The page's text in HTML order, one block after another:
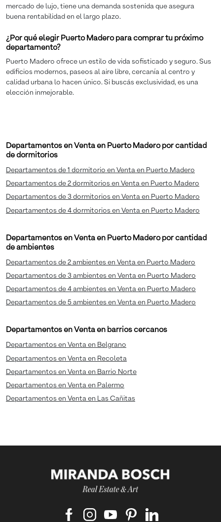
mercado de lujo, tiene una demanda sostenida que asegura
buena rentabilidad en el largo plazo.
¿Por qué elegir Puerto Madero para comprar tu próximo
departamento?
Puerto Madero ofrece un estilo de vida sofisticado y seguro. Sus
edificios modernos, paseos al aire libre, cercanía al centro y
calidad urbana lo hacen único. Si buscás exclusividad, es una
elección inmejorable.
Departamentos en Venta en Puerto Madero por cantidad
de dormitorios
Departamentos de 1 dormitorio en Venta en Puerto Madero
Departamentos de 2 dormitorios en Venta en Puerto Madero
Departamentos de 3 dormitorios en Venta en Puerto Madero
Departamentos de 4 dormitorios en Venta en Puerto Madero
Departamentos en Venta en Puerto Madero por cantidad
de ambientes
Departamentos de 2 ambientes en Venta en Puerto Madero
Departamentos de 3 ambientes en Venta en Puerto Madero
Departamentos de 4 ambientes en Venta en Puerto Madero
Departamentos de 5 ambientes en Venta en Puerto Madero
Departamentos en Venta en barrios cercanos
Departamentos en Venta en Belgrano
Departamentos en Venta en Recoleta
Departamentos en Venta en Barrio Norte
Departamentos en Venta en Palermo
Departamentos en Venta en Las Cañitas